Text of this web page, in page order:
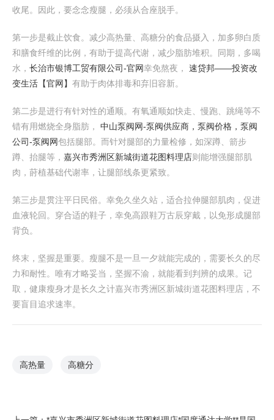
收尾。因此，要念念瘦腿，必须从合座脱手。
第一步是截止饮食。减少高热量、高糖分的食品摄入，加多卵白质
和膳食纤维的比例，有助于提高代谢，减少脂肪堆积。同期，多喝
水， 长治市银博工贸有限公司-官网幸免熬夜， 速贷邦——投资改
变生活【官网】 有助于肉体排毒和弃旧容新。
第二步是进行有针对性的通顺。有氧通顺如快走、慢跑、跳绳等不
错有用燃烧全身脂肪， 中山泵阀网-泵阀供应商，泵阀价格，泵阀
公司-泵阀网包括腿部。而针对腿部的力量检修，如深蹲、箭步
蹲、抬腿等， 嘉兴市秀洲区新城街道花图料理店则能增强腿部肌
肉，莳植基础代谢率，让腿部线条更紧致。
第三步是贯注平日民俗。幸免久坐久站，适合拉伸腿部肌肉，促进
血液轮回。穿合适的鞋子，幸免高跟鞋万古辰穿戴，以免形成腿部
背负。
终末，坚握是重要。瘦腿不是一旦一夕就能完成的，需要长久的尽
力和耐性。唯有才略妥当，坚握不渝，就能看到判辨的成果。记
取，健康瘦身才是长久之计嘉兴市秀洲区新城街道花图料理店，不
要盲目追求速率。
高热量 高糖分